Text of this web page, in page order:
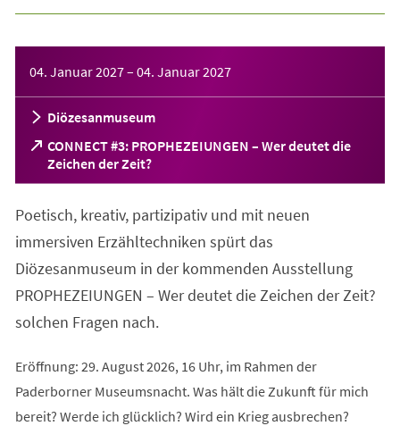
04. Januar 2027– 04. Januar 2027
Diözesanmuseum
CONNECT #3: PROPHEZEIUNGEN – Wer deutet die
Zeichen der Zeit?
(Öffnet
in
neuen
Poetisch, kreativ, partizipativ und mit neuen
immersiven Erzähltechniken spürt das
Diözesanmuseum in der kommenden Ausstellung
PROPHEZEIUNGEN – Wer deutet die Zeichen der Zeit?
solchen Fragen nach.
Eröffnung: 29. August 2026, 16 Uhr, im Rahmen der
Paderborner Museumsnacht. Was hält die Zukunft für mich
bereit? Werde ich glücklich? Wird ein Krieg ausbrechen?